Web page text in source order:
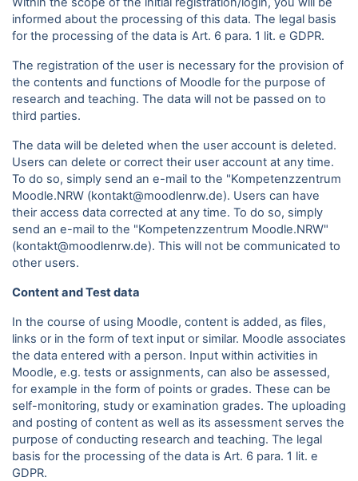
informed about the processing of this data. The legal basis
for the processing of the data is Art. 6 para. 1 lit. e GDPR.
The registration of the user is necessary for the provision of
the contents and functions of Moodle for the purpose of
research and teaching. The data will not be passed on to
third parties.
The data will be deleted when the user account is deleted.
Users can delete or correct their user account at any time.
To do so, simply send an e-mail to the "Kompetenzzentrum
Moodle.NRW (kontakt@moodlenrw.de). Users can have
their access data corrected at any time. To do so, simply
send an e-mail to the "Kompetenzzentrum Moodle.NRW"
(kontakt@moodlenrw.de). This will not be communicated to
other users.
Content and Test data
In the course of using Moodle, content is added, as files,
links or in the form of text input or similar. Moodle associates
the data entered with a person. Input within activities in
Moodle, e.g. tests or assignments, can also be assessed,
for example in the form of points or grades. These can be
self-monitoring, study or examination grades. The uploading
and posting of content as well as its assessment serves the
purpose of conducting research and teaching. The legal
basis for the processing of the data is Art. 6 para. 1 lit. e
GDPR.